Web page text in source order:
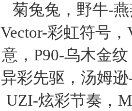
菊兔兔，野牛-
Vector-彩虹符号
意，P90-乌木金
异彩先驱，汤姆
UZI-炫彩节奏，